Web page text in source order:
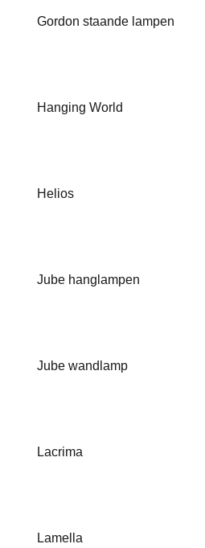
Gordon staande lampen
Hanging World
Helios
Jube hanglampen
Jube wandlamp
Lacrima
Lamella